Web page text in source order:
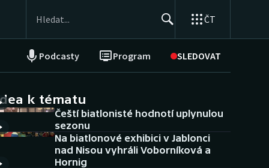
ČT
Podcasty Program SLEDOVAT
NEPŘEHLÉDNĚTE
Historické návraty
Aplikace ČT sport
k tématu
Čeští biatlonisté hodnotí uplynulou
sezonu
Na biatlonové exhibici v Jablonci
nad Nisou vyhráli Voborníková a
Hornig